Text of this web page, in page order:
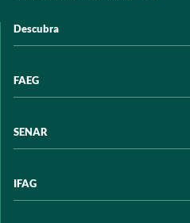
Descubra
Acervo digital
Programas e Serviços
Trabalhe conosco
FAEG
Transparência
SENAR
Transparência
IFAG